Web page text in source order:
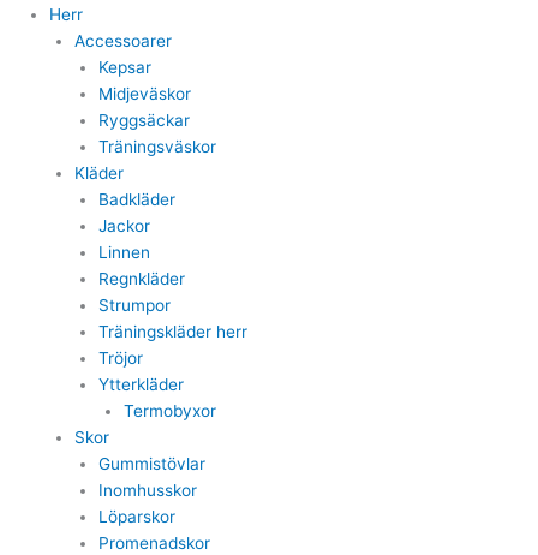
Herr
Accessoarer
Kepsar
Midjeväskor
Ryggsäckar
Träningsväskor
Kläder
Badkläder
Jackor
Linnen
Regnkläder
Strumpor
Träningskläder herr
Tröjor
Ytterkläder
Termobyxor
Skor
Gummistövlar
Inomhusskor
Löparskor
Promenadskor